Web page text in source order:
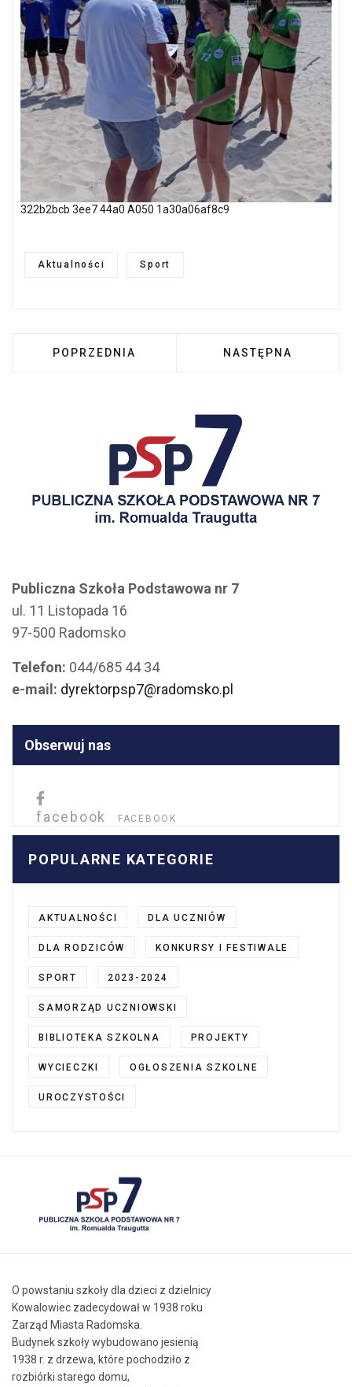
322b2bcb 3ee7 44a0 A050 1a30a06af8c9
Aktualności Sport
POPRZEDNIA STRONA: SPORTOWY MAJ
POPRZEDNIA NASTĘPNA
NASTĘPNA
Publiczna Szkoła Podstawowa nr 7
ul. 11 Listopada 16
97-500 Radomsko
Telefon: 044/685 44 34
e-mail: dyrektorpsp7@radomsko.pl
Obserwuj nas
facebook FACEBOOK
POPULARNE KATEGORIE
AKTUALNOŚCI DLA UCZNIÓW
DLA RODZICÓW KONKURSY I FESTIWALE
SPORT 2023-2024
SAMORZĄD UCZNIOWSKI
BIBLIOTEKA SZKOLNA PROJEKTY
WYCIECZKI OGŁOSZENIA SZKOLNE
UROCZYSTOŚCI
O powstaniu szkoły dla dzieci z dzielnicy
Kowalowiec zadecydował w 1938 roku
Zarząd Miasta Radomska.
Budynek szkoły wybudowano jesienią
1938 r. z drzewa, które pochodziło z
rozbiórki starego domu,